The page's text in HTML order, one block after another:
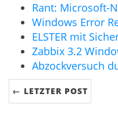
Rant: Microsoft-
Windows Error
ELSTER mit
Zabbix 3.2
Abzockversuch
← LETZTER POST